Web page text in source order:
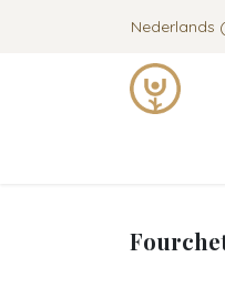
Se rendre auNederlands